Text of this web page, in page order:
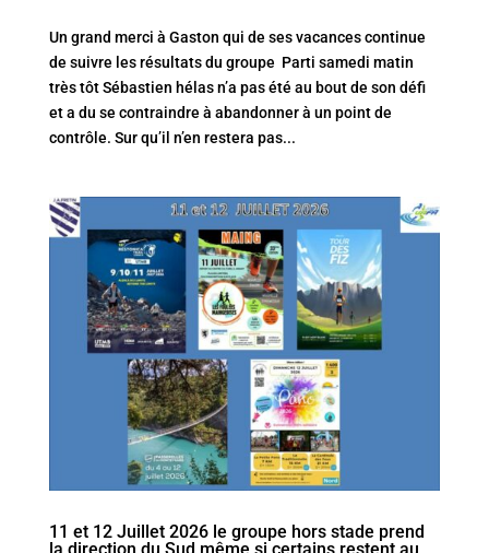
Un grand merci à Gaston qui de ses vacances continue
de suivre les résultats du groupe Parti samedi matin
très tôt Sébastien hélas n’a pas été au bout de son défi
et a du se contraindre à abandonner à un point de
contrôle. Sur qu’il n’en restera pas...
11 et 12 Juillet 2026 le groupe hors stade prend